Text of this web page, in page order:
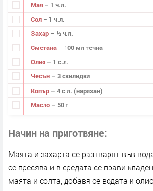
Мая – 1 ч.л.
Сол – 1 ч.л.
Захар – ½ ч.л.
Сметана – 100 мл течна
Олио – 1 с.л.
Чесън – 3 скилидки
Копър – 4 с.л. (нарязан)
Масло – 50 г
Начин на приготвяне
Маята и захарта се разтварят във
се пресява и в средата се прави
маята и солта, добавя се водата и